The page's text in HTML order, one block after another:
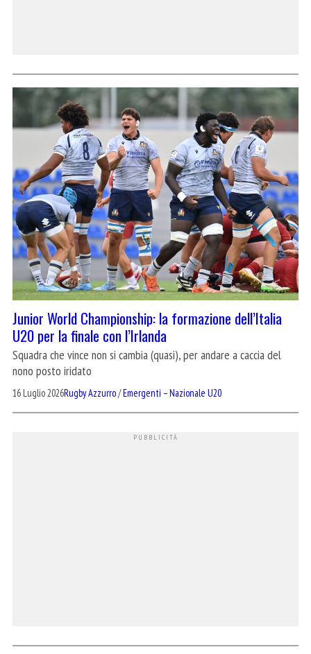
Junior World Championship: la formazione dell’Italia
U20 per la finale con l’Irlanda
Squadra che vince non si cambia (quasi), per andare a caccia del
nono posto iridato
16 Luglio 2026Rugby Azzurro/Emergenti – Nazionale U20